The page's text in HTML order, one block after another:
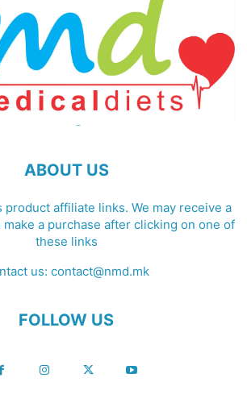
ABOUT US
affiliate links. We may receive a
a purchase after clicking on one of
these links
us: contact@nmd.mk
FOLLOW US